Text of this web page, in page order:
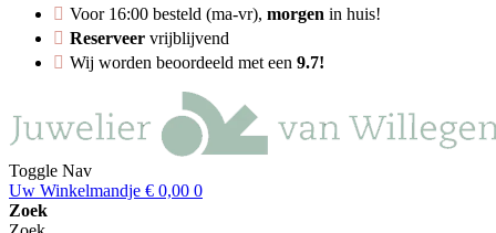
Voor 16:00 besteld (ma-vr), morgen in huis!
Reserveer vrijblijvend
Wij worden beoordeeld met een 9.7!
Toggle Nav
Uw Winkelmandje € 0,00 0
Zoek